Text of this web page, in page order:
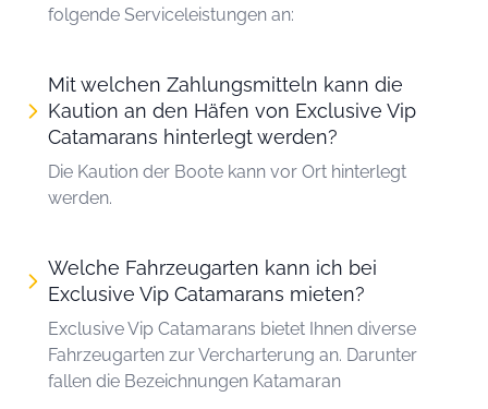
folgende Serviceleistungen an:
Mit welchen Zahlungsmitteln kann die
Kaution an den Häfen von Exclusive Vip
Catamarans hinterlegt werden?
Die Kaution der Boote kann vor Ort hinterlegt
werden.
Welche Fahrzeugarten kann ich bei
Exclusive Vip Catamarans mieten?
Exclusive Vip Catamarans bietet Ihnen diverse
Fahrzeugarten zur Vercharterung an. Darunter
fallen die Bezeichnungen Katamaran